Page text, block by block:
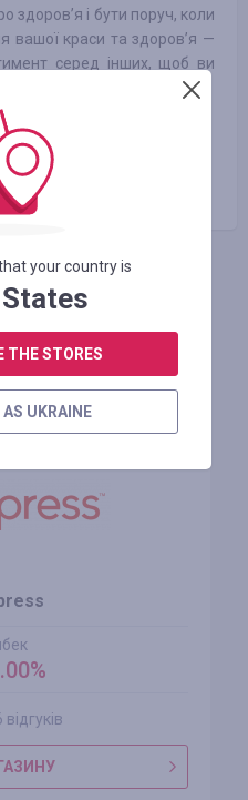
здоров’я і бути поруч, коли
вашої краси та здоров’я —
серед інших, щоб ви
в одній аптеці
ЗАЛИШИТИ ВІДГУК
your country is
THE STORES
AS UKRAINE